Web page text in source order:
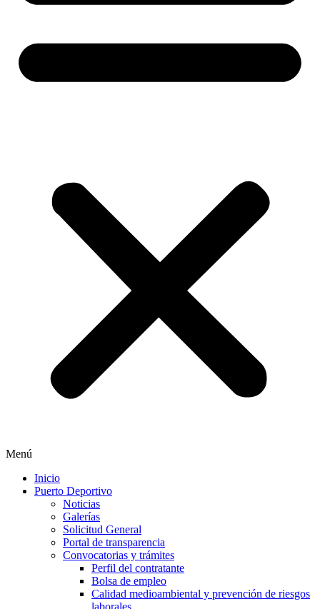
Menú
Inicio
Puerto Deportivo
Noticias
Galerías
Solicitud General
Portal de transparencia
Convocatorias y trámites
Perfil del contratante
Bolsa de empleo
Calidad medioambiental y prevención de riesgos
laborales